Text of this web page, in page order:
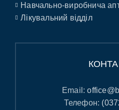
Навчально-виробнича
Лікувальний відділ
Email:
Телефон: